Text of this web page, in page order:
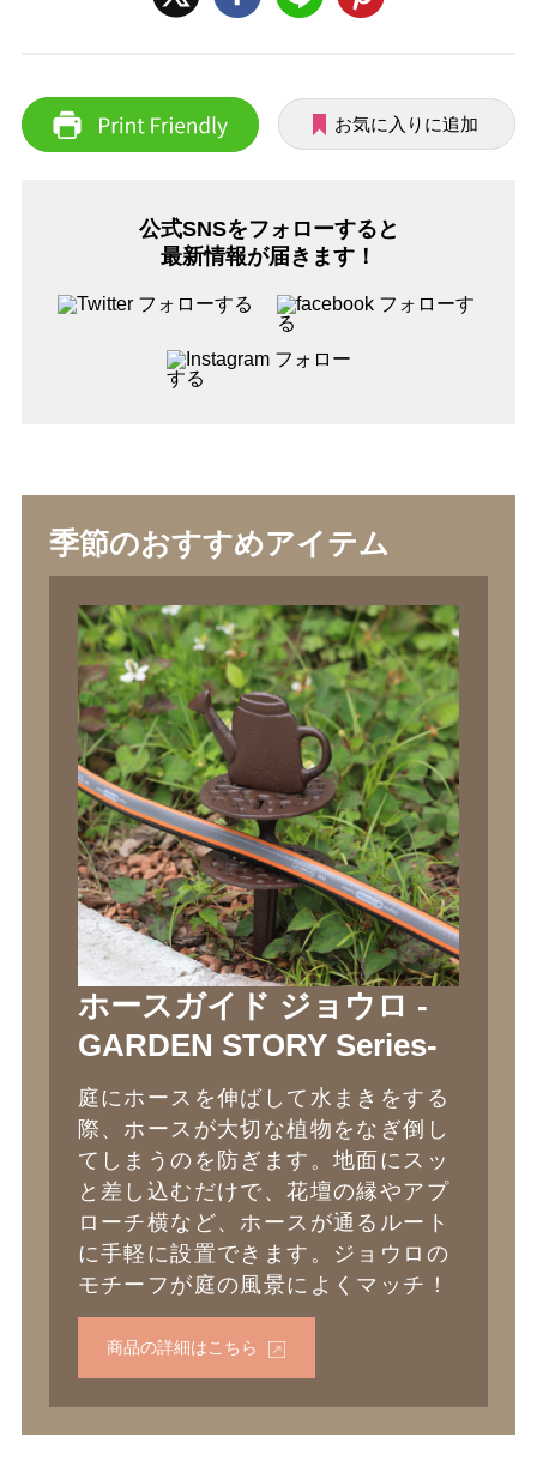
お気に入りに追加
公式SNSをフォローすると
最新情報が届きます！
季節のおすすめアイテム
ホースガイド ジョウロ -
GARDEN STORY Series-
庭にホースを伸ばして水まきをする
際、ホースが大切な植物をなぎ倒し
てしまうのを防ぎます。地面にスッ
と差し込むだけで、花壇の縁やアプ
ローチ横など、ホースが通るルート
に手軽に設置できます。ジョウロの
モチーフが庭の風景によくマッチ！
商品の詳細はこちら